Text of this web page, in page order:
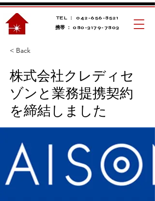
TEL ：042-656-8521
​携帯 ： 080-3179-7803
< Back
株式会社クレディセ
ゾンと業務提携契約
を締結しました